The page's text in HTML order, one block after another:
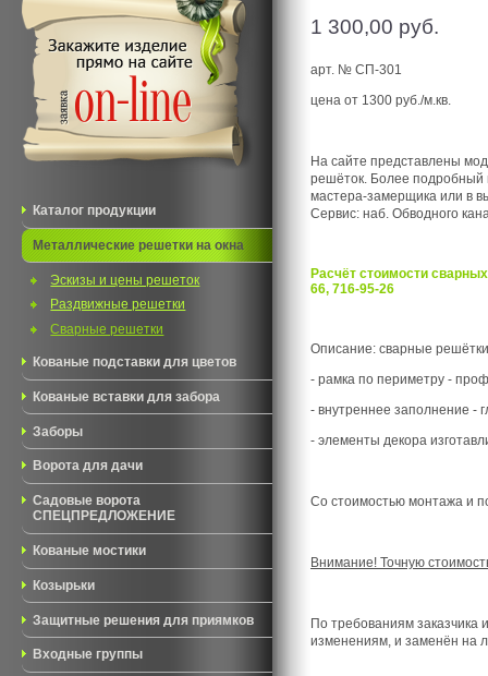
Каталог продукции
Металлические решетки на окна
Эскизы и цены решеток
Раздвижные решетки
Сварные решетки
Кованые подставки для цветов
Кованые вставки для забора
Заборы
Ворота для дачи
Садовые ворота
СПЕЦПРЕДЛОЖЕНИЕ
Кованые мостики
Козырьки
Защитные решения для приямков
Входные группы
1 300,00 руб.
арт. № СП-301
цена от 1300 руб./м.кв.
На сайте представлены
решёток. Более подробный
мастера-замерщика или в
Сервис: наб. Обводного
Расчёт стоимости
66, 716-95-26
Описание: сварные
- рамка по периметру -
- внутреннее заполнение -
- элементы декора
Со стоимостью монтажа и
Внимание! Точную
По требованиям заказчика
изменениям, и заменён на